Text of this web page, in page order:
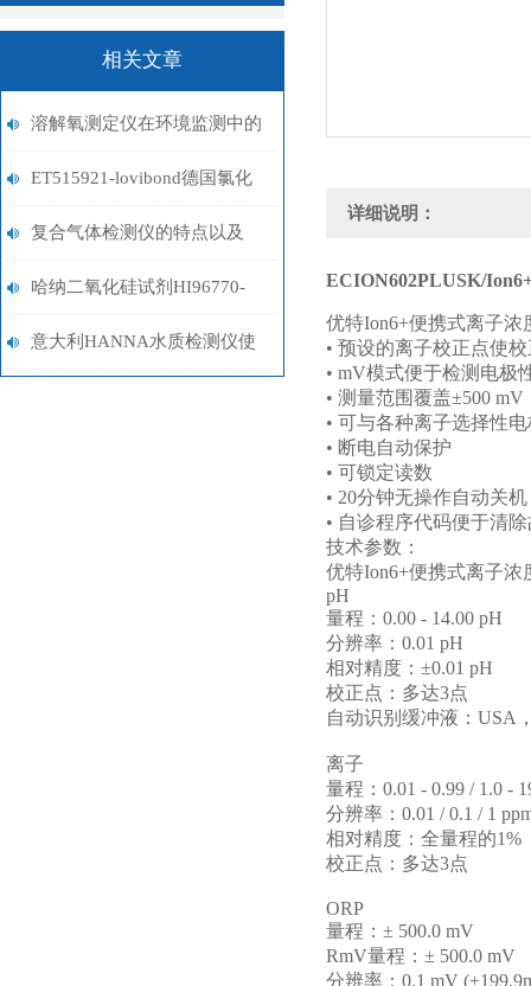
相关文章
溶解氧测定仪在环境监测中的
关键作用
ET515921-lovibond德国氯化
物试剂
复合气体检测仪的特点以及
VOC检测仪的原理
哈纳二氧化硅试剂HI96770-
01/HI96770-03
意大利HANNA水质检测仪使
详细说明：
ECION602PLUSK/
优特Ion6+便携式离子浓
• 预设的离子校正点使
• mV模式便于检测电极
• 测量范围覆盖±500 mV
• 可与各种离子选择性
• 断电自动保护
• 可锁定读数
• 20分钟无操作自动关
• 自诊程序代码便于清
技术参数：
优特Ion6+便携式离子浓
pH
量程： 0.00 - 14.00 pH
分辨率： 0.01 pH
相对精度： ±0.01 pH
校正点：多达3点
自动识别缓冲液： USA
离子
量程： 0.01 - 0.99 / 1.0 -
分辨率： 0.01 / 0.1 / 1
相对精度：全量程的1%
校正点：多达3点
ORP
量程： ± 500.0 mV
RmV量程： ± 500.0 mV
分辨率： 0.1 mV